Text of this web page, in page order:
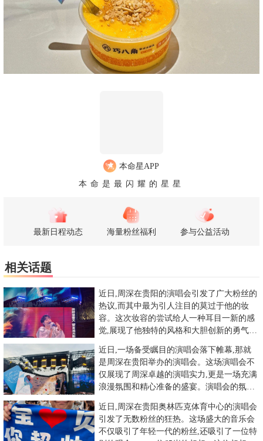
本命星APP
本命是最闪耀的星星
最新日程动态 海量粉丝福利 参与公益活动
相关话题
近日,周深在贵阳的演唱会引发了广大粉丝的
热议,而其中最为引人注目的莫过于他的妆
容。这次妆容的尝试给人一种耳目一新的感
觉,展现了他独特的风格和大胆创新的勇气。
近日,一场备受瞩目的演唱会落下帷幕,那就
是周深在贵阳举办的演唱会。这场演唱会不
仅展现了周深卓越的演唱实力,更是一场充满
浪漫氛围和精心准备的盛宴。演唱会的氛围
近日,周深在贵阳奥林匹克体育中心的演唱会
引发了无数粉丝的狂热。这场盛大的音乐会
不仅吸引了年轻一代的粉丝,还吸引了一位特